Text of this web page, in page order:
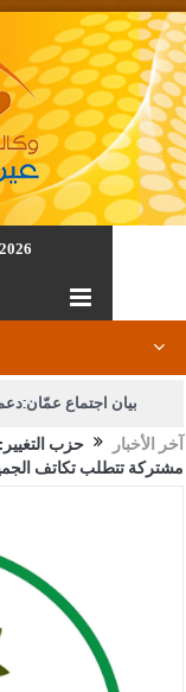
بيان اجتماع
القاضي يلتقي رؤساء
آخر الأخبار
حزب
مشتركة تتطلب تكاتف